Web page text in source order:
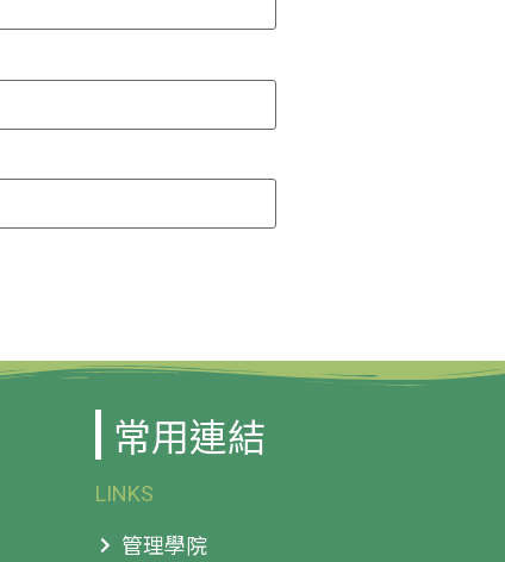
常用連結
LINKS
管理學院